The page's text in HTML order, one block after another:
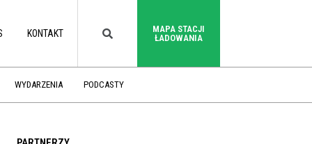
KONTAKT
MAPA STACJI
ŁADOWANIA
WYDARZENIA PODCASTY